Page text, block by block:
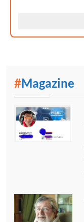
#Magazine